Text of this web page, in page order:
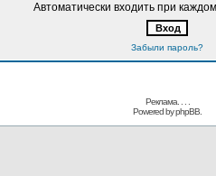
Автоматически входить при
Забыли пароль?
Реклама. . .
Powered byphpBB.